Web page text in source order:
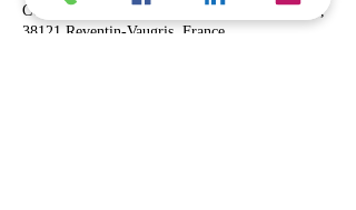
COWORK'IN VIENNE, 558 Route du Barrage,
38121 Reventin-Vaugris, France